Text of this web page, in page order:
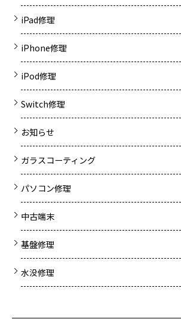
iPad修理
iPhone修理
iPod修理
Switch修理
お知らせ
ガラスコーティング
パソコン修理
中古端末
基盤修理
水没修理